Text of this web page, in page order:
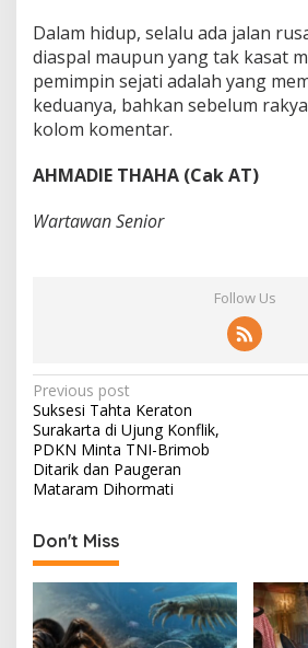
Dalam hidup, selalu ada jalan
diaspal maupun yang tak kasat
pemimpin sejati adalah yang
keduanya, bahkan sebelum
kolom komentar.
AHMADIE THAHA (Cak AT)
Wartawan Senior
Follow Us
P
o
s
t
a
v
i
g
Previous post
Suksesi Tahta Keraton
Surakarta di Ujung Konflik,
PDKN Minta TNI-Brimob
Ditarik dan Paugeran
Mataram Dihormati
Don't Miss